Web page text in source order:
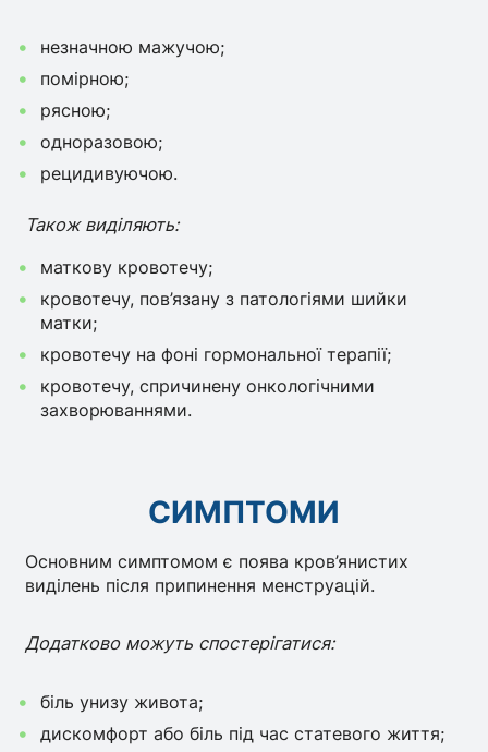
незначною мажучою;
помірною;
рясною;
одноразовою;
рецидивуючою.
Також виділяють:
маткову кровотечу;
кровотечу, пов’язану з патологіями шийки
матки;
кровотечу на фоні гормональної терапії;
кровотечу, спричинену онкологічними
захворюваннями.
СИМПТОМИ
Основним симптомом є поява кров’янистих
виділень після припинення менструацій.
Додатково можуть спостерігатися:
біль унизу живота;
дискомфорт або біль під час статевого життя;